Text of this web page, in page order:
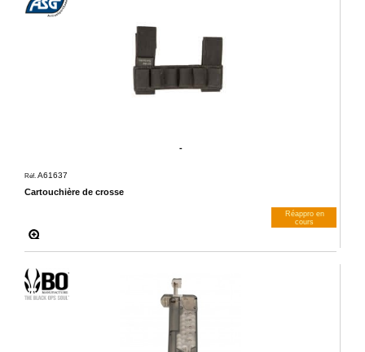
-
Cartouchière de crosse
Réf. A61637
Réappro en
cours
M’avertir dès dispos